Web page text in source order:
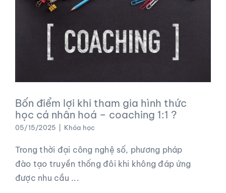
Bốn điểm lợi khi tham gia hình thức
học cá nhân hoá – coaching 1:1 ?
05/15/2025 Khóa học
Trong thời đại công nghệ số, phương pháp
đào tạo truyền thống đôi khi không đáp ứng
được nhu cầu ...